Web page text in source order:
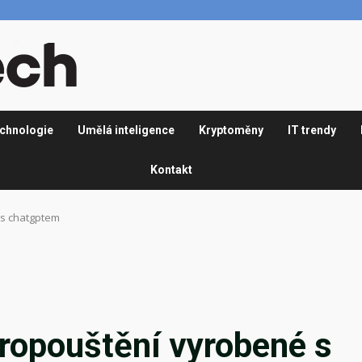
Umělá inteligence Kryptoměny IT trendy
Kontakt
chatgptem
vyrobené s